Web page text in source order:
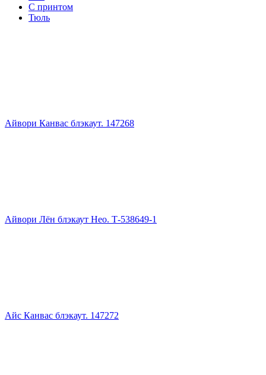
С принтом
Тюль
Айвори Канвас блэкаут. 147268
Айвори Лён блэкаут Нео. Т-538649-1
Айс Канвас блэкаут. 147272